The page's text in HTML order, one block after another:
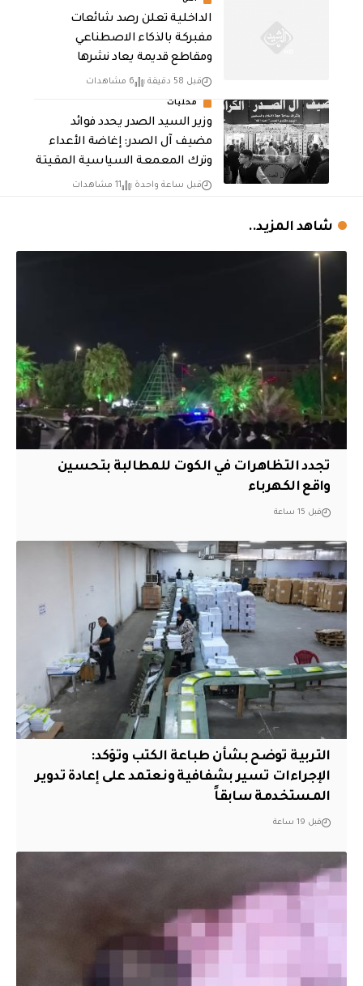
الداخلية تعلن رصد شائعات
مفبركة بالذكاء الاصطناعي
ومقاطع قديمة يعاد نشرها
قبل 58 دقيقة 6 مشاهدات
محليات
وزير السيد الصدر يحدد فوائد
مضيف آل الصدر: إغاضة الأعداء
وترك المعمعة السياسية المقيتة
قبل ساعة واحدة 11 مشاهدات
شاهد المزيد..
تجدد التظاهرات في الكوت للمطالبة بتحسين
واقع الكهرباء
قبل 15 ساعة
التربية توضح بشأن طباعة الكتب وتؤكد:
الإجراءات تسير بشفافية ونعتمد على إعادة تدوير
المستخدمة سابقاً
قبل 19 ساعة